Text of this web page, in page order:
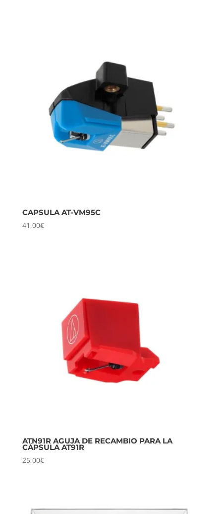
CAPSULA AT-VM95C
41,00€
ATN91R AGUJA DE RECAMBIO PARA LA
CÁPSULA AT91R
25,00€